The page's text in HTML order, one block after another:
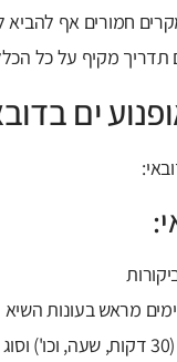
חמורים אף להביא
תדריך מקיף על כל
ים